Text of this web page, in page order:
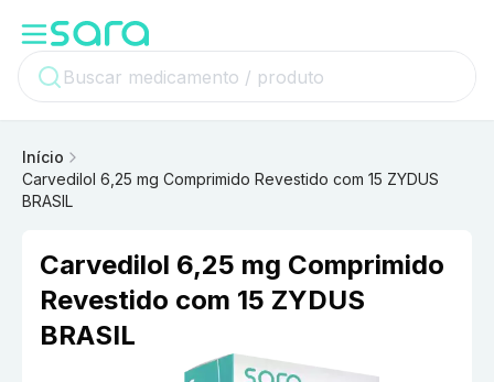
Início
Carvedilol 6,25 mg Comprimido Revestido com 15 ZYDUS
BRASIL
Carvedilol 6,25 mg Comprimido
Revestido com 15 ZYDUS
BRASIL